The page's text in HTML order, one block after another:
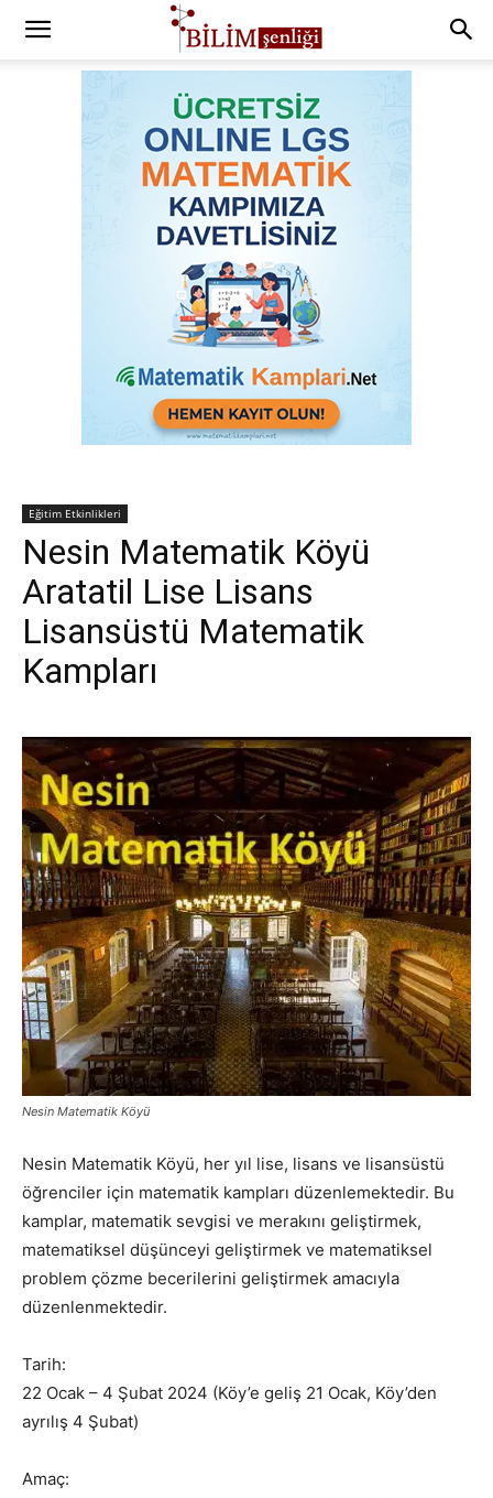
Eğitim Etkinlikleri
Nesin Matematik Köyü
Aratatil Lise Lisans
Lisansüstü Matematik
Kampları
Nesin Matematik Köyü
Nesin Matematik Köyü, her yıl lise, lisans ve lisansüstü
öğrenciler için matematik kampları düzenlemektedir. Bu
kamplar, matematik sevgisi ve merakını geliştirmek,
matematiksel düşünceyi geliştirmek ve matematiksel
problem çözme becerilerini geliştirmek amacıyla
düzenlenmektedir.
Tarih:
22 Ocak – 4 Şubat 2024 (Köy’e geliş 21 Ocak, Köy’den
ayrılış 4 Şubat)
Amaç: